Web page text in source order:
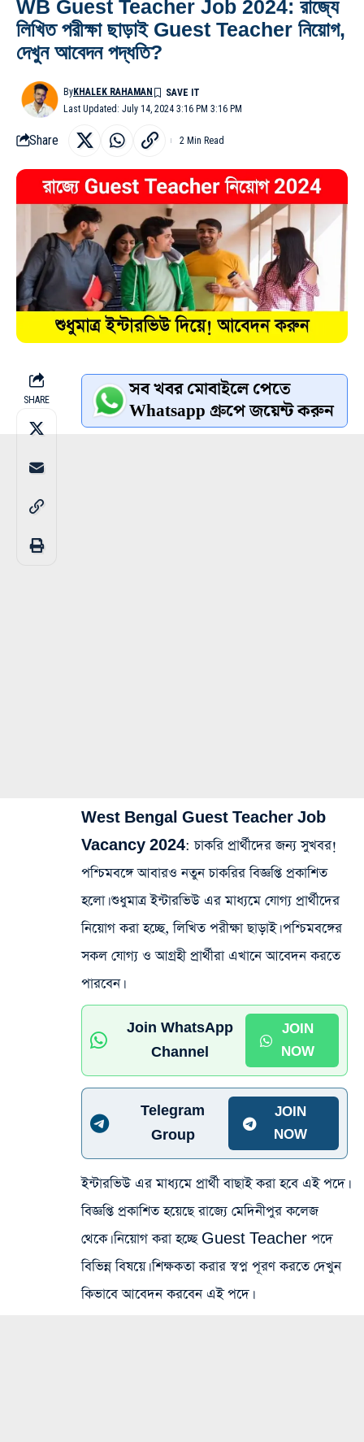
WB Guest Teacher Job 2024: রাজ্যে
লিখিত পরীক্ষা ছাড়াই Guest Teacher নিয়োগ,
দেখুন আবেদন পদ্ধতি?
Last Updated: July 14, 2024 3:16 PM 3:16 PM
ByKHALEK RAHAMAN
Share 2 Min Read
SHARE সব খবর মোবাইলে পেতে
Whatsapp গ্রুপে জয়েন্ট করুন
West Bengal Guest Teacher Job
Vacancy 2024: চাকরি প্রার্থীদের জন্য সুখবর!
পশ্চিমবঙ্গে আবারও নতুন চাকরির বিজ্ঞপ্তি প্রকাশিত
হলো। শুধুমাত্র ইন্টারভিউ এর মাধ্যমে যোগ্য প্রার্থীদের
নিয়োগ করা হচ্ছে, লিখিত পরীক্ষা ছাড়াই। পশ্চিমবঙ্গের
সকল যোগ্য ও আগ্রহী প্রার্থীরা এখানে আবেদন করতে
পারবেন।
Join WhatsApp
Channel
JOIN
NOW
Telegram
Group
JOIN
NOW
ইন্টারভিউ এর মাধ্যমে প্রার্থী বাছাই করা হবে এই পদে।
বিজ্ঞপ্তি প্রকাশিত হয়েছে রাজ্যে মেদিনীপুর কলেজ
থেকে। নিয়োগ করা হচ্ছে Guest Teacher পদে
বিভিন্ন বিষয়ে। শিক্ষকতা করার স্বপ্ন পূরণ করতে দেখুন
কিভাবে আবেদন করবেন এই পদে।